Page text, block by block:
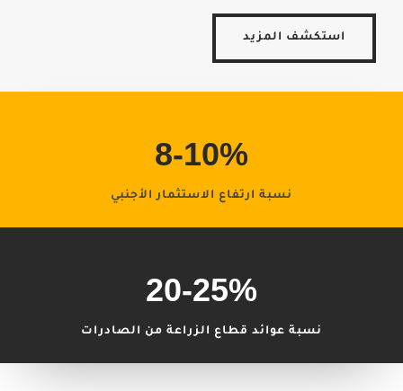
استكشف المزيد
8-10%
نسبة ارتفاع الاستثمار الأجنبي
20-25%
نسبة عوائد قطاع الزراعة من الصادرات